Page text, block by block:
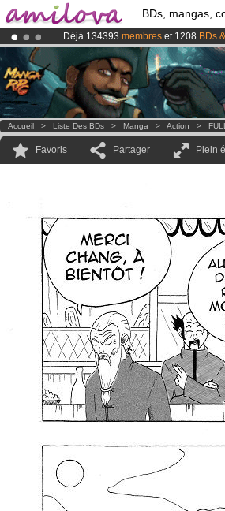
BDs, mangas,
Déjà 134393 membres et 1208 BDs
Abonnement premium: à partir de
LeKickstarter Amilova est désormais
Accueil > Liste Des BDs > Manga > Action >
Favoris Partager Plein